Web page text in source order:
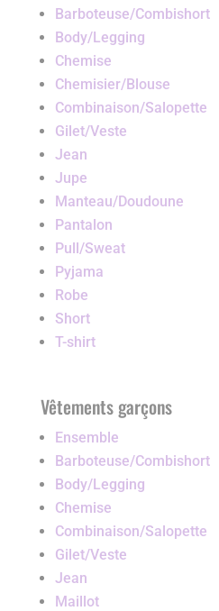
Barboteuse/Combishort
Body/Legging
Chemise
Chemisier/Blouse
Combinaison/Salopette
Gilet/Veste
Jean
Jupe
Manteau/Doudoune
Pantalon
Pull/Sweat
Pyjama
Robe
Short
T-shirt
Vêtements garçons
Ensemble
Barboteuse/Combishort
Body/Legging
Chemise
Combinaison/Salopette
Gilet/Veste
Jean
Maillot